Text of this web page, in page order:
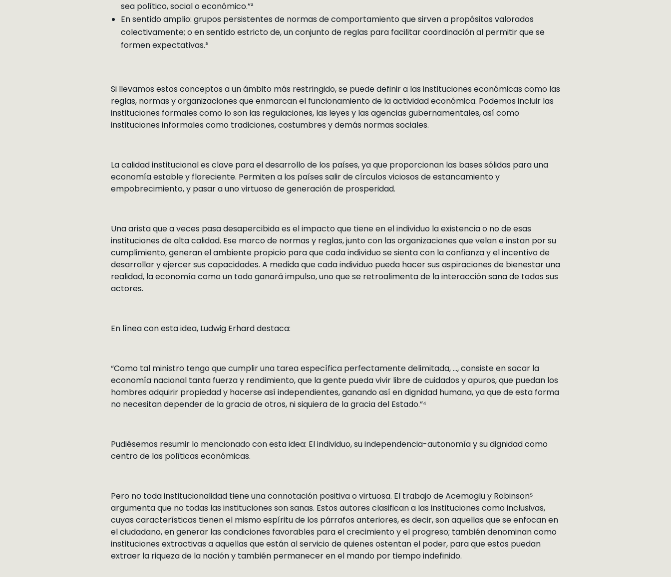
sea político, social o económico.”²
En sentido amplio: grupos persistentes de normas de comportamiento que sirven a propósitos valorados
colectivamente; o en sentido estricto de, un conjunto de reglas para facilitar coordinación al permitir que se
formen expectativas.³
Si llevamos estos conceptos a un ámbito más restringido, se puede definir a las instituciones económicas como las
reglas, normas y organizaciones que enmarcan el funcionamiento de la actividad económica. Podemos incluir las
instituciones formales como lo son las regulaciones, las leyes y las agencias gubernamentales, así como
instituciones informales como tradiciones, costumbres y demás normas sociales.
La calidad institucional es clave para el desarrollo de los países, ya que proporcionan las bases sólidas para una
economía estable y floreciente. Permiten a los países salir de círculos viciosos de estancamiento y
empobrecimiento, y pasar a uno virtuoso de generación de prosperidad.
Una arista que a veces pasa desapercibida es el impacto que tiene en el individuo la existencia o no de esas
instituciones de alta calidad. Ese marco de normas y reglas, junto con las organizaciones que velan e instan por su
cumplimiento, generan el ambiente propicio para que cada individuo se sienta con la confianza y el incentivo de
desarrollar y ejercer sus capacidades. A medida que cada individuo pueda hacer sus aspiraciones de bienestar una
realidad, la economía como un todo ganará impulso, uno que se retroalimenta de la interacción sana de todos sus
actores.
En línea con esta idea, Ludwig Erhard destaca:
“Como tal ministro tengo que cumplir una tarea específica perfectamente delimitada, …, consiste en sacar la
economía nacional tanta fuerza y rendimiento, que la gente pueda vivir libre de cuidados y apuros, que puedan los
hombres adquirir propiedad y hacerse así independientes, ganando así en dignidad humana, ya que de esta forma
no necesitan depender de la gracia de otros, ni siquiera de la gracia del Estado.”⁴
Pudiésemos resumir lo mencionado con esta idea: El individuo, su independencia-autonomía y su dignidad como
centro de las políticas económicas.
Pero no toda institucionalidad tiene una connotación positiva o virtuosa. El trabajo de Acemoglu y Robinson⁵
argumenta que no todas las instituciones son sanas. Estos autores clasifican a las instituciones como inclusivas,
cuyas características tienen el mismo espíritu de los párrafos anteriores, es decir, son aquellas que se enfocan en
el ciudadano, en generar las condiciones favorables para el crecimiento y el progreso; también denominan como
instituciones extractivas a aquellas que están al servicio de quienes ostentan el poder, para que estos puedan
extraer la riqueza de la nación y también permanecer en el mando por tiempo indefinido.